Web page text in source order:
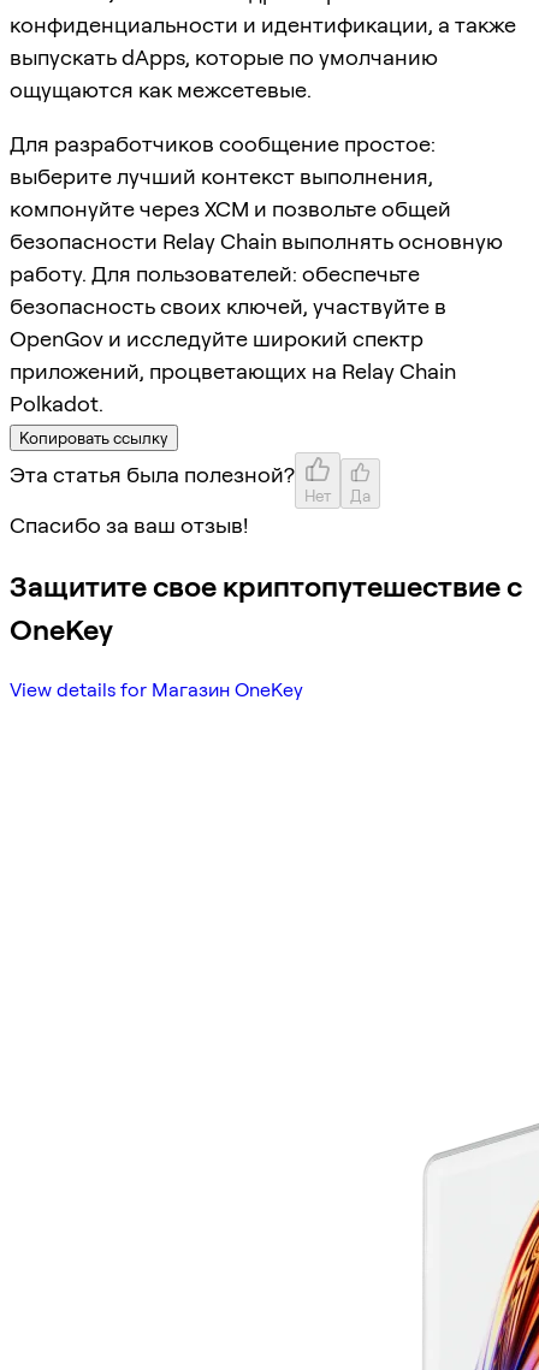
конфиденциальности и идентификации, а также
выпускать dApps, которые по умолчанию
ощущаются как межсетевые.
Для разработчиков сообщение простое:
выберите лучший контекст выполнения,
компонуйте через XCM и позвольте общей
безопасности Relay Chain выполнять основную
работу. Для пользователей: обеспечьте
безопасность своих ключей, участвуйте в
OpenGov и исследуйте широкий спектр
приложений, процветающих на Relay Chain
Polkadot.
Копировать ссылку
Эта статья была полезной?
Нет Да
Спасибо за ваш отзыв!
Защитите свое криптопутешествие с
OneKey
View details for Магазин OneKey